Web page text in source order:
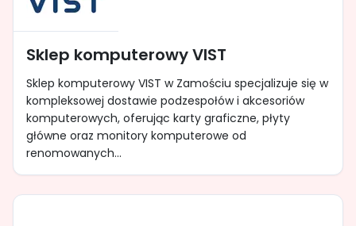
Sklep komputerowy VIST
Sklep komputerowy VIST w Zamościu specjalizuje się w
kompleksowej dostawie podzespołów i akcesoriów
komputerowych, oferując karty graficzne, płyty
główne oraz monitory komputerowe od
renomowanych...